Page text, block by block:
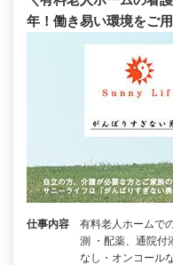
年！働き易い環境をご
仕事内容
有料老人ホームで
測 ・配薬、通院
なし・オンコール